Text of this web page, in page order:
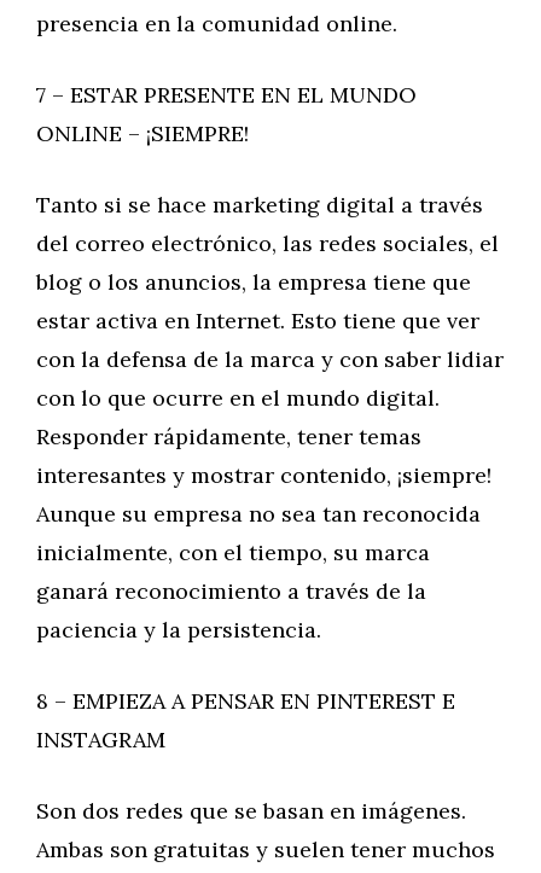
presencia en la comunidad online.
7 – ESTAR PRESENTE EN EL MUNDO
ONLINE – ¡SIEMPRE!
Tanto si se hace marketing digital a través
del correo electrónico, las redes sociales, el
blog o los anuncios, la empresa tiene que
estar activa en Internet. Esto tiene que ver
con la defensa de la marca y con saber lidiar
con lo que ocurre en el mundo digital.
Responder rápidamente, tener temas
interesantes y mostrar contenido, ¡siempre!
Aunque su empresa no sea tan reconocida
inicialmente, con el tiempo, su marca
ganará reconocimiento a través de la
paciencia y la persistencia.
8 – EMPIEZA A PENSAR EN PINTEREST E
INSTAGRAM
Son dos redes que se basan en imágenes.
Ambas son gratuitas y suelen tener muchos